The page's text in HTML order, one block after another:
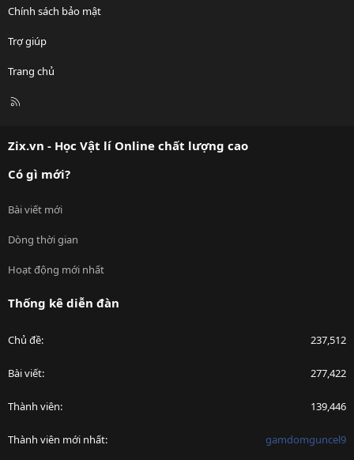
Chính sách bảo mật
Trợ giúp
Trang chủ
R
Zix.vn - Học Vật lí Online chất lượng cao
Có gì mới?
Bài viết mới
Dòng thời gian
Hoạt động mới nhất
Thống kê diễn đàn
Chủ đề 237,512
Bài viết 277,422
Thành viên 139,446
Thành viên mới nhất gamdomguncel9